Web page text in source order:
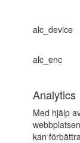
alc_device
alc_enc
Analytics
Med hjälp
kan